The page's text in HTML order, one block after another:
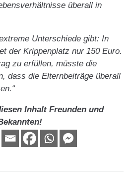
überall in
Unterschiede gibt: In
der Krippenplatz nur 150 Euro.
zu erfüllen, müsste die
dass die Elternbeiträge überall
Inhalt Freunden und